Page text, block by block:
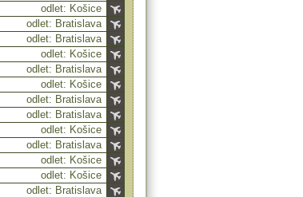
odlet: Košice
odlet: Bratislava
odlet: Bratislava
odlet: Košice
odlet: Bratislava
odlet: Košice
odlet: Bratislava
odlet: Bratislava
odlet: Košice
odlet: Bratislava
odlet: Košice
odlet: Košice
odlet: Bratislava